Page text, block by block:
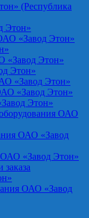
(Республика
Этон»
«Завод Этон»
«Завод Этон»
Этон»
«Завод Этон»
«Завод Этон»
Этон»
ОАО
ОАО «Завод
«Завод Этон»
ОАО «Завод